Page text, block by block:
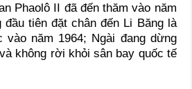
Phaolô II đã đến thăm vào năm
đầu tiên đặt chân đến Li Băng là
năm 1964; Ngài đang dừng
không rời khỏi sân bay quốc tế